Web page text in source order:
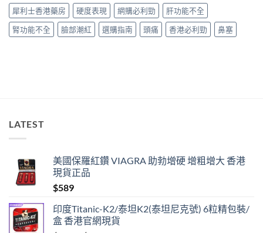
較〉
中
犀利士香港藥房
硬度表現 網購必利勁
肝功能不全
腎功能不全
臉部潮紅 選購指南 頭痛 香港必利勁 鼻塞
LATEST
美國保羅紅鑽 VIAGRA 助勃增硬 增粗增大 香港
現貨正品
$589
印度Titanic-K2/泰坦K2(泰坦尼克號) 6粒精包裝/
盒 香港官網現貨